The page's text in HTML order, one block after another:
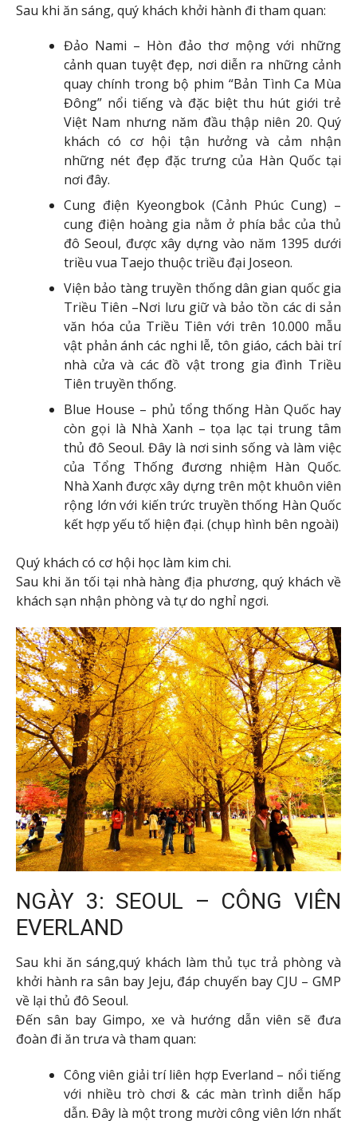
Sau khi ăn sáng, quý khách khởi hành đi tham quan:
Đảo Nami – Hòn đảo thơ mộng với những
cảnh quan tuyệt đẹp, nơi diễn ra những cảnh
quay chính trong bộ phim “Bản Tình Ca Mùa
Đông” nổi tiếng và đặc biệt thu hút giới trẻ
Việt Nam nhưng năm đầu thập niên 20. Quý
khách có cơ hội tận hưởng và cảm nhận
những nét đẹp đặc trưng của Hàn Quốc tại
nơi đây.
Cung điện Kyeongbok (Cảnh Phúc Cung) –
cung điện hoàng gia nằm ở phía bắc của thủ
đô Seoul, được xây dựng vào năm 1395 dưới
triều vua Taejo thuộc triều đại Joseon.
Viện bảo tàng truyền thống dân gian quốc gia
Triều Tiên –Nơi lưu giữ và bảo tồn các di sản
văn hóa của Triều Tiên với trên 10.000 mẫu
vật phản ánh các nghi lễ, tôn giáo, cách bài trí
nhà cửa và các đồ vật trong gia đình Triều
Tiên truyền thống.
Blue House – phủ tổng thống Hàn Quốc hay
còn gọi là Nhà Xanh – tọa lạc tại trung tâm
thủ đô Seoul. Đây là nơi sinh sống và làm việc
của Tổng Thống đương nhiệm Hàn Quốc.
Nhà Xanh được xây dựng trên một khuôn viên
rộng lớn với kiến trức truyền thống Hàn Quốc
kết hợp yếu tố hiện đại. (chụp hình bên ngoài)
Quý khách có cơ hội học làm kim chi.
Sau khi ăn tối tại nhà hàng địa phương, quý khách về
khách sạn nhận phòng và tự do nghỉ ngơi.
NGÀY 3: SEOUL – CÔNG VIÊN
EVERLAND
Sau khi ăn sáng,quý khách làm thủ tục trả phòng và
khởi hành ra sân bay Jeju, đáp chuyến bay CJU – GMP
về lại thủ đô Seoul.
Đến sân bay Gimpo, xe và hướng dẫn viên sẽ đưa
đoàn đi ăn trưa và tham quan:
Công viên giải trí liên hợp Everland – nổi tiếng
với nhiều trò chơi & các màn trình diễn hấp
dẫn. Đây là một trong mười công viên lớn nhất